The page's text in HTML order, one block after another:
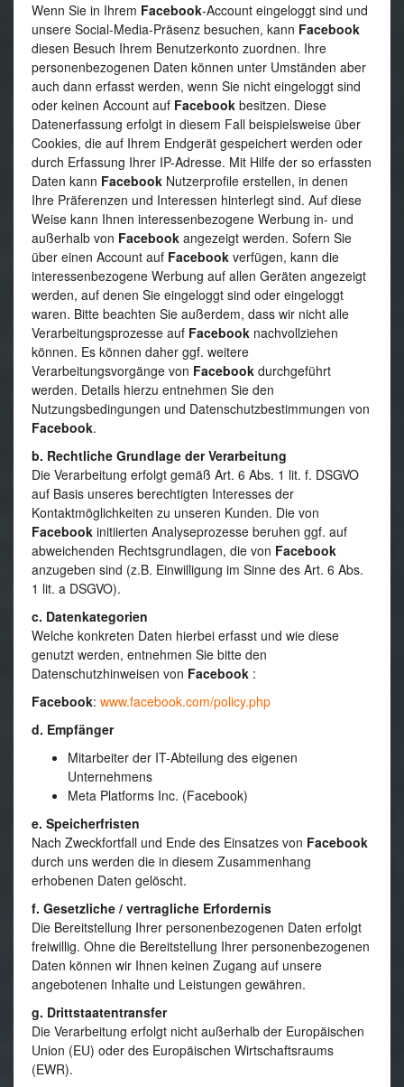
Wenn Sie in Ihrem Facebook-Account eingeloggt sind und
unsere Social-Media-Präsenz besuchen, kann Facebook
diesen Besuch Ihrem Benutzerkonto zuordnen. Ihre
personenbezogenen Daten können unter Umständen aber
auch dann erfasst werden, wenn Sie nicht eingeloggt sind
oder keinen Account auf Facebook besitzen. Diese
Datenerfassung erfolgt in diesem Fall beispielsweise über
Cookies, die auf Ihrem Endgerät gespeichert werden oder
durch Erfassung Ihrer IP-Adresse. Mit Hilfe der so erfassten
Daten kann Facebook Nutzerprofile erstellen, in denen
Ihre Präferenzen und Interessen hinterlegt sind. Auf diese
Weise kann Ihnen interessenbezogene Werbung in- und
außerhalb von Facebook angezeigt werden. Sofern Sie
über einen Account auf Facebook verfügen, kann die
interessenbezogene Werbung auf allen Geräten angezeigt
werden, auf denen Sie eingeloggt sind oder eingeloggt
waren. Bitte beachten Sie außerdem, dass wir nicht alle
Verarbeitungsprozesse auf Facebook nachvollziehen
können. Es können daher ggf. weitere
Verarbeitungsvorgänge von Facebook durchgeführt
werden. Details hierzu entnehmen Sie den
Nutzungsbedingungen und Datenschutzbestimmungen von
Facebook.
b. Rechtliche Grundlage der Verarbeitung
Die Verarbeitung erfolgt gemäß Art. 6 Abs. 1 lit. f. DSGVO
auf Basis unseres berechtigten Interesses der
Kontaktmöglichkeiten zu unseren Kunden. Die von
Facebook initiierten Analyseprozesse beruhen ggf. auf
abweichenden Rechtsgrundlagen, die von Facebook
anzugeben sind (z.B. Einwilligung im Sinne des Art. 6 Abs.
1 lit. a DSGVO).
c. Datenkategorien
Welche konkreten Daten hierbei erfasst und wie diese
genutzt werden, entnehmen Sie bitte den
Datenschutzhinweisen von Facebook :
Facebook: www.facebook.com/policy.php
d. Empfänger
Mitarbeiter der IT-Abteilung des eigenen
Unternehmens
Meta Platforms Inc. (Facebook)
e. Speicherfristen
Nach Zweckfortfall und Ende des Einsatzes von Facebook
durch uns werden die in diesem Zusammenhang
erhobenen Daten gelöscht.
f. Gesetzliche / vertragliche Erfordernis
Die Bereitstellung Ihrer personenbezogenen Daten erfolgt
freiwillig. Ohne die Bereitstellung Ihrer personenbezogenen
Daten können wir Ihnen keinen Zugang auf unsere
angebotenen Inhalte und Leistungen gewähren.
g. Drittstaatentransfer
Die Verarbeitung erfolgt nicht außerhalb der Europäischen
Union (EU) oder des Europäischen Wirtschaftsraums
(EWR).